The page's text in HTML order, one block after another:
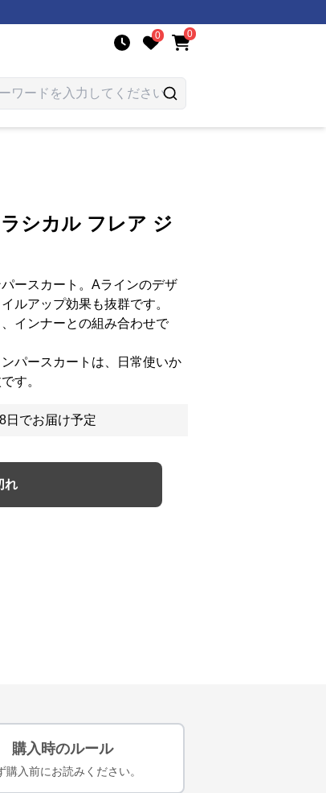
0 0
シカル フレア ジ
ースカート。Aラインのデザ
ルアップ効果も抜群です。
インナーとの組み合わせで
パースカートは、日常使いか
す。
日でお届け予定
れ
購入時のルール
購入前にお読みください。